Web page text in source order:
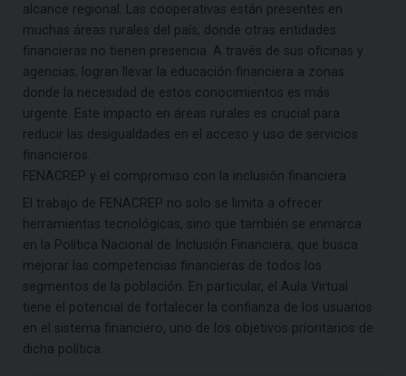
alcance regional. Las cooperativas están presentes en
muchas áreas rurales del país, donde otras entidades
financieras no tienen presencia. A través de sus oficinas y
agencias, logran llevar la educación financiera a zonas
donde la necesidad de estos conocimientos es más
urgente. Este impacto en áreas rurales es crucial para
reducir las desigualdades en el acceso y uso de servicios
financieros.
FENACREP y el compromiso con la inclusión financiera
El trabajo de FENACREP no solo se limita a ofrecer
herramientas tecnológicas, sino que también se enmarca
en la Política Nacional de Inclusión Financiera, que busca
mejorar las competencias financieras de todos los
segmentos de la población. En particular, el Aula Virtual
tiene el potencial de fortalecer la confianza de los usuarios
en el sistema financiero, uno de los objetivos prioritarios de
dicha política.